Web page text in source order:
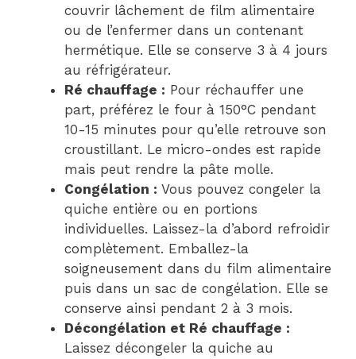
couvrir lâchement de film alimentaire
ou de l’enfermer dans un contenant
hermétique. Elle se conserve 3 à 4 jours
au réfrigérateur.
Ré chauffage : Pour réchauffer une
part, préférez le four à 150°C pendant
10-15 minutes pour qu’elle retrouve son
croustillant. Le micro-ondes est rapide
mais peut rendre la pâte molle.
Congélation : Vous pouvez congeler la
quiche entière ou en portions
individuelles. Laissez-la d’abord refroidir
complètement. Emballez-la
soigneusement dans du film alimentaire
puis dans un sac de congélation. Elle se
conserve ainsi pendant 2 à 3 mois.
Décongélation et Ré chauffage :
Laissez décongeler la quiche au